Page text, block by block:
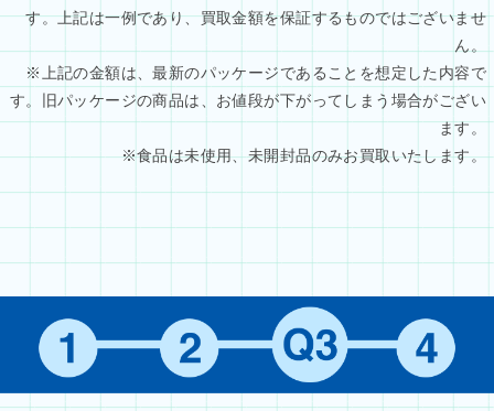
す。上記は一例であり、買取金額を保証するものではございませ
ん。
※上記の金額は、最新のパッケージであることを想定した内容で
す。旧パッケージの商品は、お値段が下がってしまう場合がござい
ます。
※食品は未使用、未開封品のみお買取いたします。